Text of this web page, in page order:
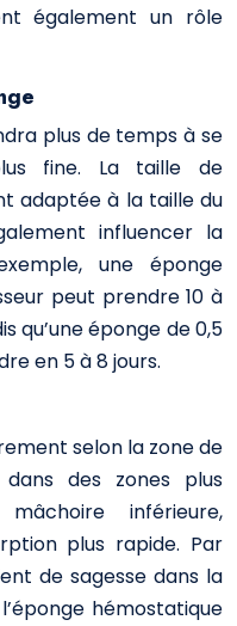
également un rôle
plus de temps à se
fine. La taille de
adaptée à la taille du
influencer la
une éponge
peut prendre 10 à
qu’une éponge de 0,5
en 5 à 8 jours.
selon la zone de
dans des zones plus
inférieure,
plus rapide. Par
de sagesse dans la
hémostatique